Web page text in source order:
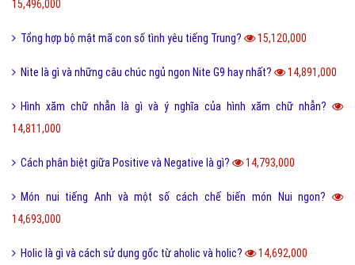
15,496,000
Tổng hợp bộ mật mã con số tình yêu tiếng Trung? 15,120,000
Nite là gì và những câu chúc ngủ ngon Nite G9 hay nhất? 14,891,000
Hình xăm chữ nhẫn là gì và ý nghĩa của hình xăm chữ nhẫn?
14,811,000
Cách phân biệt giữa Positive và Negative là gì? 14,793,000
Món nui tiếng Anh và một số cách chế biến món Nui ngon?
14,693,000
Holic là gì và cách sử dụng gốc từ aholic và holic? 14,692,000